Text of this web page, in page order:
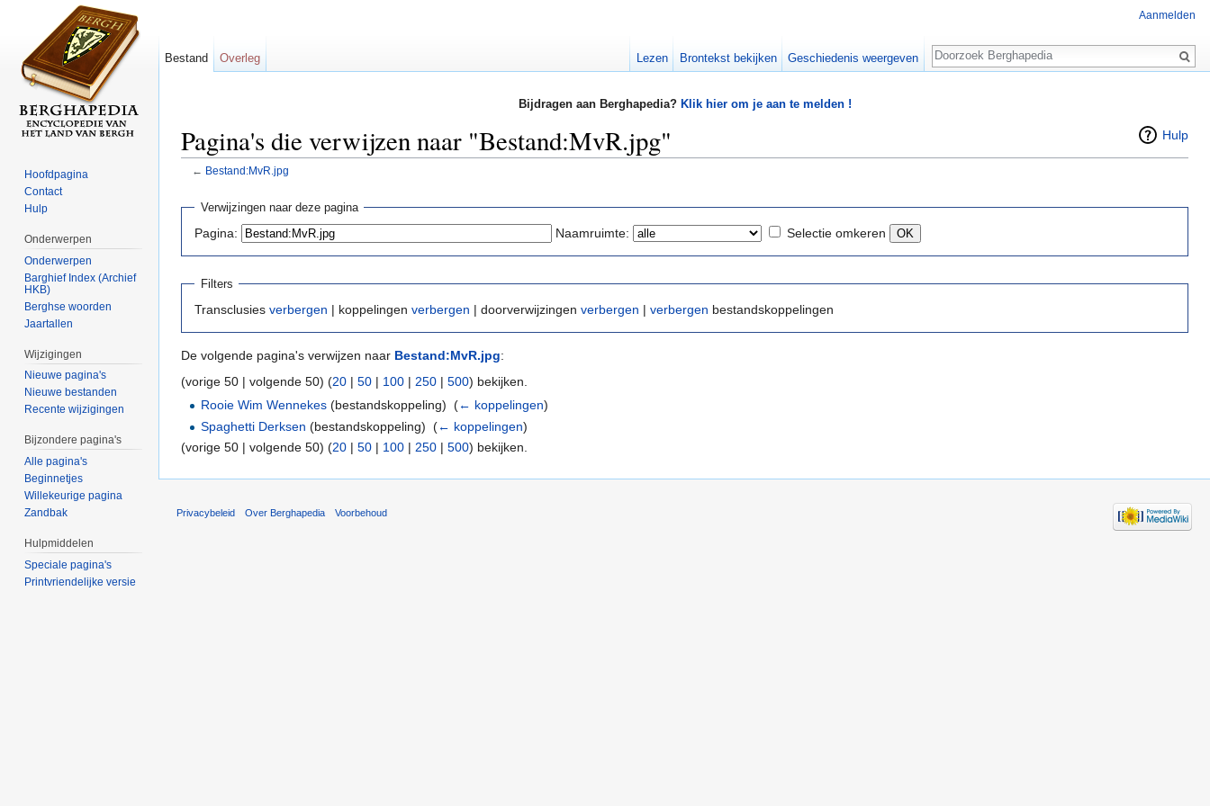
Bijdragen aan Berghapedia? Klik hier om je aan te melden !
Hulp
Pagina's die verwijzen naar "Bestand:MvR.jpg"
← Bestand:MvR.jpg
Verwijzingen naar deze pagina
Pagina: Naamruimte: Selectie omkeren
Filters
Transclusies verbergen | koppelingen verbergen | doorverwijzingen verbergen | verbergen bestandskoppelingen
De volgende pagina's verwijzen naar Bestand:MvR.jpg:
(vorige 50 | volgende 50) (20 | 50 | 100 | 250 | 500) bekijken.
Rooie Wim Wennekes (bestandskoppeling) ‎(← koppelingen)
Spaghetti Derksen (bestandskoppeling) ‎(← koppelingen)
(vorige 50 | volgende 50) (20 | 50 | 100 | 250 | 500) bekijken.
Aanmelden
Bestand Overleg Lezen Brontekst bekijken Geschiedenis weergeven
Zoeken
Hoofdpagina
Contact
Hulp
Onderwerpen
Onderwerpen
Barghief Index (Archief
HKB)
Berghse woorden
Jaartallen
Wijzigingen
Nieuwe pagina's
Nieuwe bestanden
Recente wijzigingen
Bijzondere pagina's
Alle pagina's
Beginnetjes
Willekeurige pagina
Zandbak
Hulpmiddelen
Speciale pagina's
Printvriendelijke versie
Privacybeleid Over Berghapedia Voorbehoud